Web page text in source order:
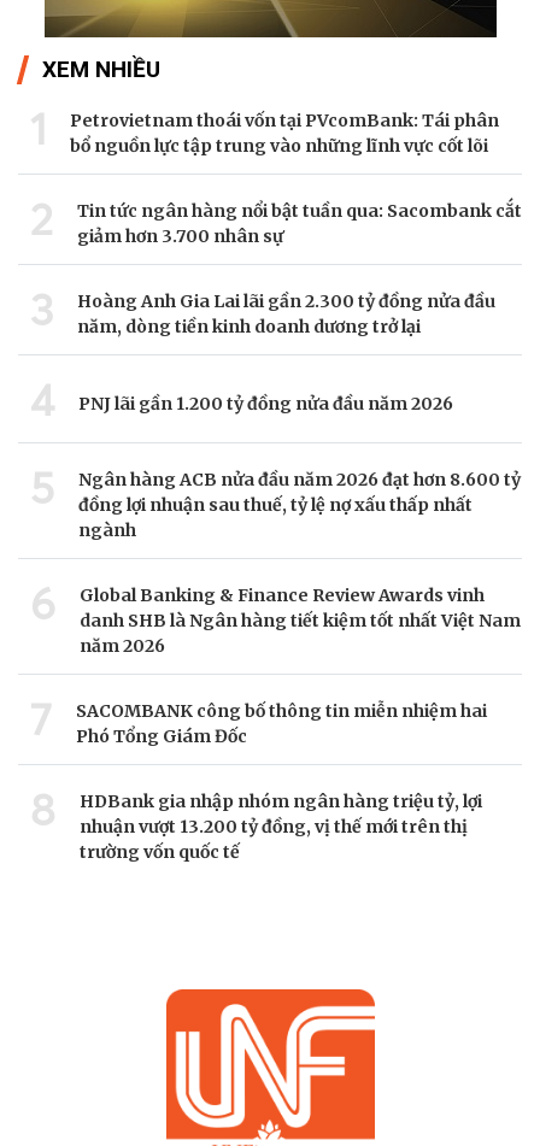
XEM NHIỀU
1
Petrovietnam thoái vốn tại PVcomBank: Tái phân
bổ nguồn lực tập trung vào những lĩnh vực cốt lõi
2
Tin tức ngân hàng nổi bật tuần qua: Sacombank cắt
giảm hơn 3.700 nhân sự
3
Hoàng Anh Gia Lai lãi gần 2.300 tỷ đồng nửa đầu
năm, dòng tiền kinh doanh dương trở lại
4 PNJ lãi gần 1.200 tỷ đồng nửa đầu năm 2026
5
Ngân hàng ACB nửa đầu năm 2026 đạt hơn 8.600 tỷ
đồng lợi nhuận sau thuế, tỷ lệ nợ xấu thấp nhất
ngành
6
Global Banking & Finance Review Awards vinh
danh SHB là Ngân hàng tiết kiệm tốt nhất Việt Nam
năm 2026
7
SACOMBANK công bố thông tin miễn nhiệm hai
Phó Tổng Giám Đốc
8
HDBank gia nhập nhóm ngân hàng triệu tỷ, lợi
nhuận vượt 13.200 tỷ đồng, vị thế mới trên thị
trường vốn quốc tế